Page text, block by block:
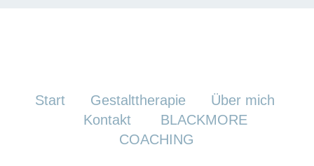
Start Gestalttherapie
Über mich
Kontakt
BLACKMORE
COACHING